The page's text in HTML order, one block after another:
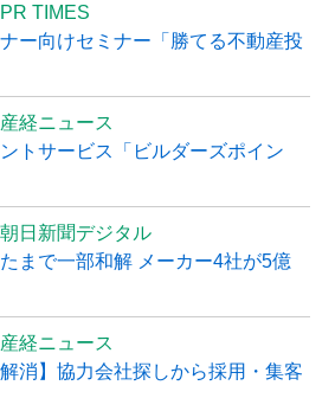
PR TIMES
ー向けセミナー「勝てる不動産投
産経ニュース
トサービス「ビルダーズポイン
朝日新聞デジタル
まで一部和解 メーカー4社が5億
産経ニュース
消】協力会社探しから採用・集客